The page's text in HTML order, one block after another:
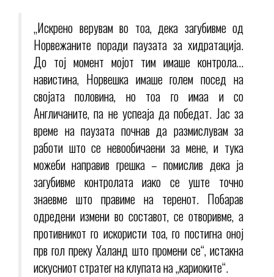
„Искрено верувам во тоа, дека загубивме од
Норвежаните поради паузата за хидратација.
До тој момент мојот тим имаше контрола…
навистина, Норвешка имаше голем посед на
својата половина, но тоа го имаа и со
Англичаните, па не успеаја да победат. Јас за
време на паузата почнав да размислувам за
работи што се невообичаени за мене, и тука
можеби направив грешка – помислив дека ја
загубивме контролата иако се уште точно
знаевме што правиме на теренот. Побарав
одредени измени во составот, се отворивме, а
противникот го искористи тоа, го постигна оној
прв гол преку Халанд што промени се“, истакна
искусниот стратег на клупата на „кариоките“.